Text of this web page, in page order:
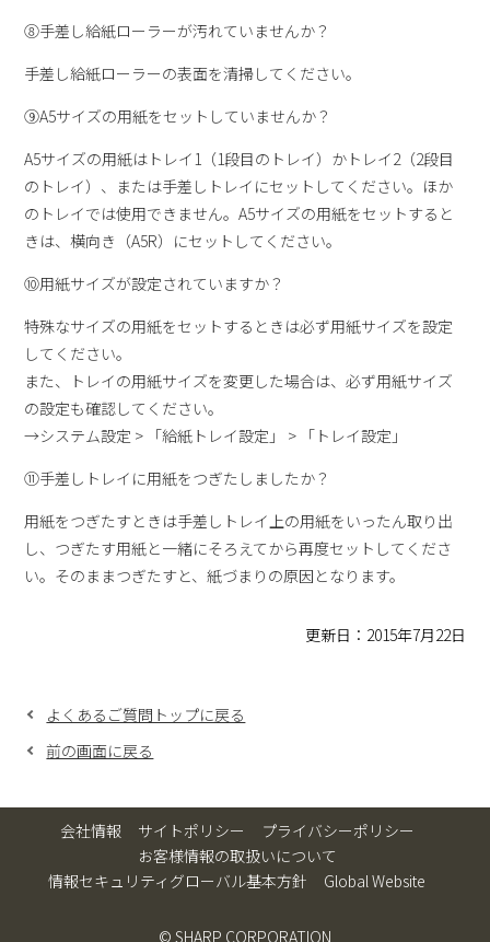
⑧手差し給紙ローラーが汚れていませんか？
手差し給紙ローラーの表面を清掃してください。
⑨A5サイズの用紙をセットしていませんか？
A5サイズの用紙はトレイ1（1段目のトレイ）かトレイ2（2段目
のトレイ）、または手差しトレイにセットしてください。ほか
のトレイでは使用できません。A5サイズの用紙をセットすると
きは、横向き（A5R）にセットしてください。
⑩用紙サイズが設定されていますか？
特殊なサイズの用紙をセットするときは必ず用紙サイズを設定
してください。
また、トレイの用紙サイズを変更した場合は、必ず用紙サイズ
の設定も確認してください。
→システム設定 > 「給紙トレイ設定」 > 「トレイ設定」
⑪手差しトレイに用紙をつぎたしましたか？
用紙をつぎたすときは手差しトレイ上の用紙をいったん取り出
し、つぎたす用紙と一緒にそろえてから再度セットしてくださ
い。そのままつぎたすと、紙づまりの原因となります。
更新日：2015年7月22日
よくあるご質問トップに戻る
前の画面に戻る
会社情報 サイトポリシー
プライバシーポリシー
お客様情報の取扱いについて
情報セキュリティグローバル基本方針
Global Website
© SHARP CORPORATION